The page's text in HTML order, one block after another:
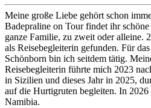
Meine große Liebe gehört schon
Badepraline on Tour findet ihr
ganze Familie, zu zweit oder alleine.
als Reisebegleiterin gefunden. Für
Schönborn bin ich seitdem tätig.
Reisebegleiterin führte mich 2023
in Sizilien und dieses Jahr in 2025,
auf die Hurtigruten begleiten. In 2026
Namibia.